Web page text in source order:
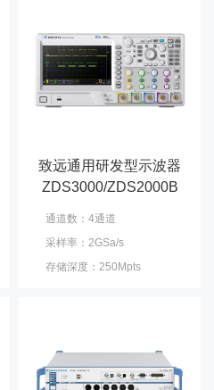
致远通用研发型示波器
ZDS3000/ZDS2000B
通道数：4通道
采样率：2GSa/s
存储深度：250Mpts